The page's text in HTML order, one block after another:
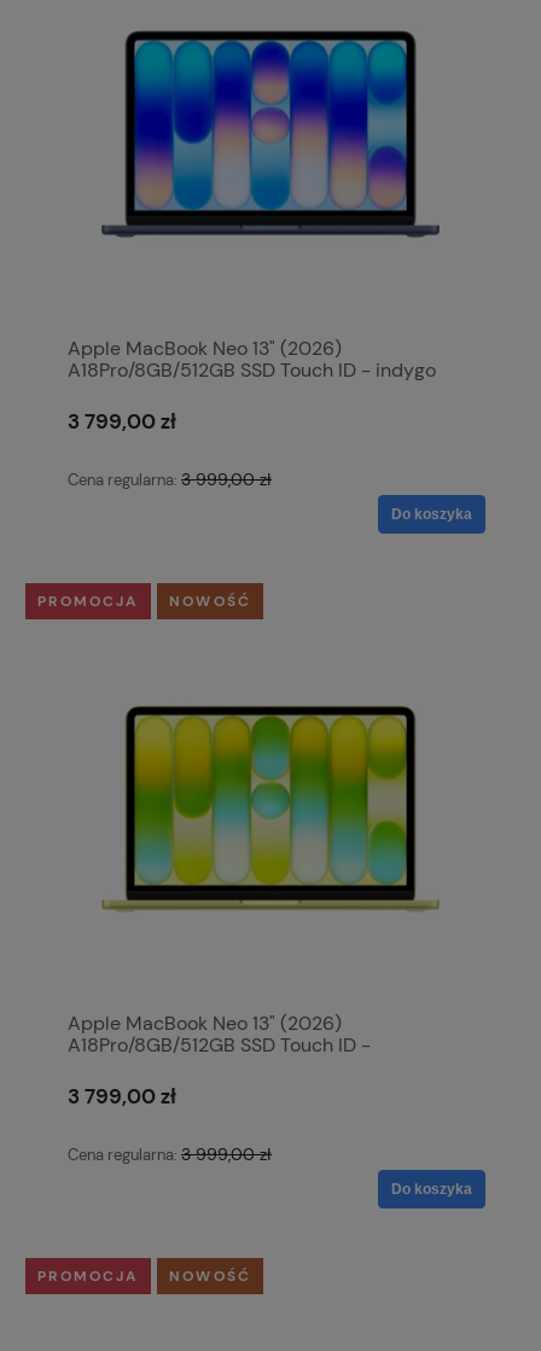
Apple MacBook Neo 13" (2026)
A18Pro/8GB/512GB SSD Touch ID - indygo
3 799,00 zł
Cena regularna: 3 999,00 zł
Do koszyka
Apple MacBook Neo 13" (2026)
A18Pro/8GB/512GB SSD Touch ID -
3 799,00 zł
Cena regularna: 3 999,00 zł
Do koszyka
PROMOCJA NOWOŚĆ
PROMOCJA NOWOŚĆ